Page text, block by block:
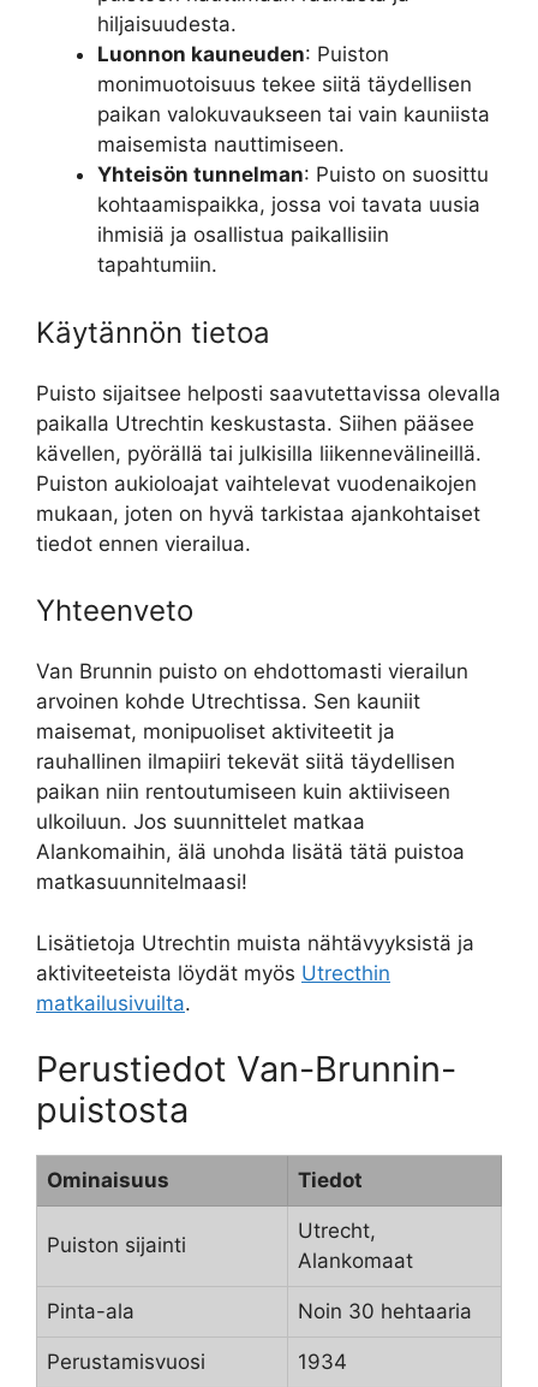
hiljaisuudesta.
Luonnon kauneuden: Puiston
monimuotoisuus tekee siitä täydellisen
paikan valokuvaukseen tai vain kauniista
maisemista nauttimiseen.
Yhteisön tunnelman: Puisto on suosittu
kohtaamispaikka, jossa voi tavata uusia
ihmisiä ja osallistua paikallisiin
tapahtumiin.
Käytännön tietoa
Puisto sijaitsee helposti saavutettavissa olevalla
paikalla Utrechtin keskustasta. Siihen pääsee
kävellen, pyörällä tai julkisilla liikennevälineillä.
Puiston aukioloajat vaihtelevat vuodenaikojen
mukaan, joten on hyvä tarkistaa ajankohtaiset
tiedot ennen vierailua.
Yhteenveto
Van Brunnin puisto on ehdottomasti vierailun
arvoinen kohde Utrechtissa. Sen kauniit
maisemat, monipuoliset aktiviteetit ja
rauhallinen ilmapiiri tekevät siitä täydellisen
paikan niin rentoutumiseen kuin aktiiviseen
ulkoiluun. Jos suunnittelet matkaa
Alankomaihin, älä unohda lisätä tätä puistoa
matkasuunnitelmaasi!
Lisätietoja Utrechtin muista nähtävyyksistä ja
aktiviteeteista löydät myös Utrecthin
matkailusivuilta.
Perustiedot Van-Brunnin-
puistosta
Ominaisuus Tiedot
Puiston sijainti
Utrecht,
Alankomaat
Pinta-ala Noin 30 hehtaaria
Perustamisvuosi 1934